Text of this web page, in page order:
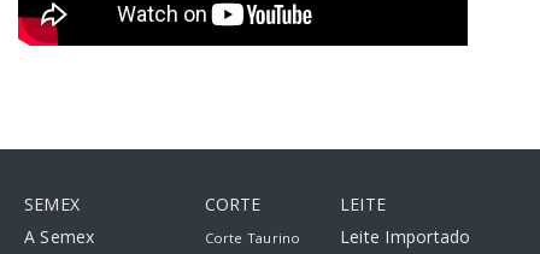
SEMEX
A Semex
CORTE
Corte Taurino
LEITE
Leite Importado